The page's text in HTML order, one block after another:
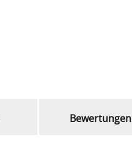
Bewertungen